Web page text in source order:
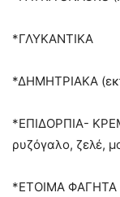
*ΓΛΥΚΑΝΤΙΚΑ
*ΔΗΜΗΤΡΙΑΚΑ
*ΕΠΙΔΟΡΠΙΑ-
ρυζόγαλο, ζελέ,
*ΕΤΟΙΜΑ